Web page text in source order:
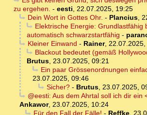
zu ergehen. - eesti, 22.07.2025, 19:25
Dein Wort in Gottes Ohr. - Plancius,
Elektrische Energie: Grundlastfähig
automatisch schwarzstartfähig -
Kleiner Einwand - Rainer,
Blackout bedeutet (gemäß
Brutus, 23.07.2025, 09:21
Ein paar Grössenordnungen
23.07.2025, 09:46
Sicher?- Brutus, 23.07.2025,
@eesti: Aus dem Ahrtal soll ich dir ein
Ankawor, 23.07.2025, 10:24
Für den Fall der Fälle! - Reffke,